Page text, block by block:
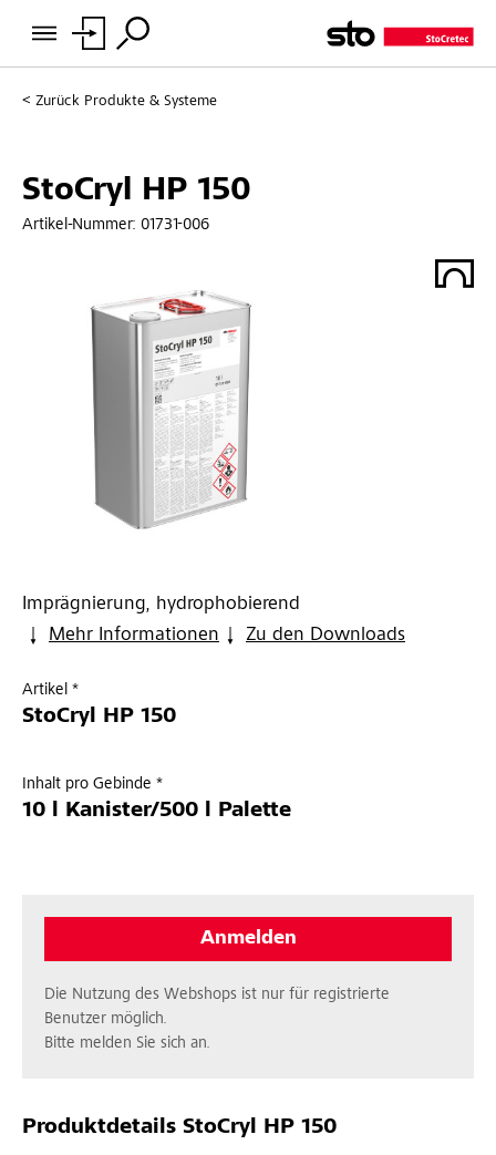
Zurück Produkte & Systeme
StoCryl HP 150
Artikel-Nummer: 01731-006
Imprägnierung, hydrophobierend
Mehr Informationen
Zu den Downloads
Artikel *
StoCryl HP 150
Inhalt pro Gebinde *
10 l Kanister/500 l Palette
Anmelden
Die Nutzung des Webshops ist nur für registrierte
Benutzer möglich.
Bitte melden Sie sich an.
Produktdetails StoCryl HP 150